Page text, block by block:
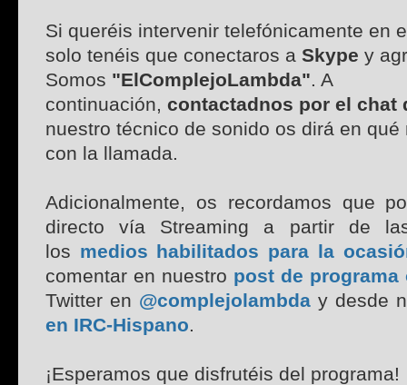
Si queréis intervenir telefónicamente en
solo tenéis que conectaros a Skype y
Somos "ElComplejoLambda". A
continuación, contactadnos por el chat
nuestro técnico de sonido os dirá en
con la llamada.
Adicionalmente, os recordamos que
directo vía Streaming a partir de
los medios habilitados para la
comentar en nuestro post de programa
Twitter en @complejolambda y desde
en IRC-Hispano.
¡Esperamos que disfrutéis del programa!